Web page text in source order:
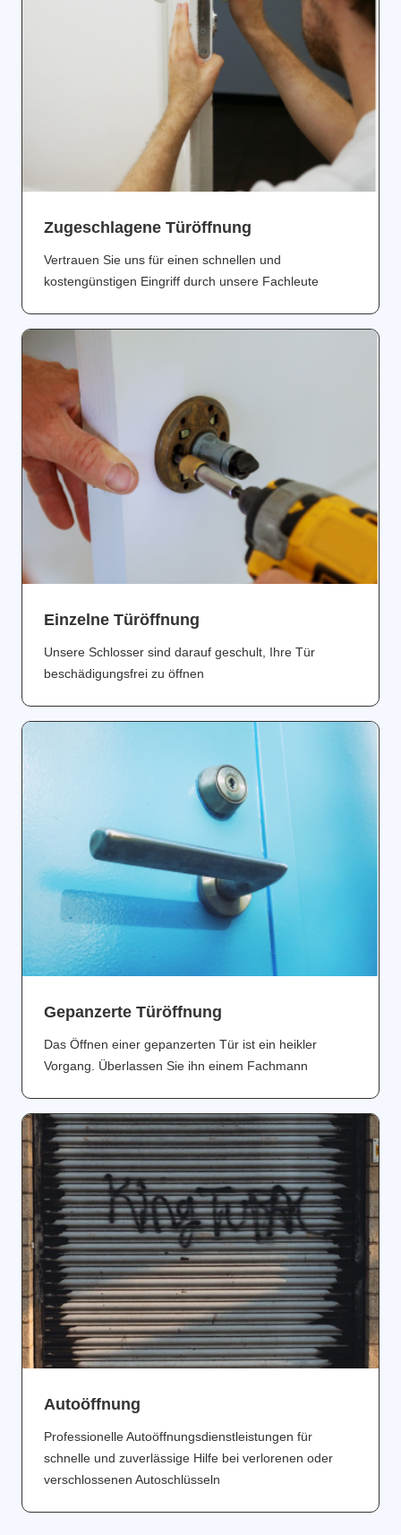
Zugeschlagene Türöffnung
Vertrauen Sie uns für einen schnellen und
kostengünstigen Eingriff durch unsere Fachleute
Einzelne Türöffnung
Unsere Schlosser sind darauf geschult, Ihre Tür
beschädigungsfrei zu öffnen
Gepanzerte Türöffnung
Das Öffnen einer gepanzerten Tür ist ein heikler
Vorgang. Überlassen Sie ihn einem Fachmann
Аutoöffnung
Professionelle Autoöffnungsdienstleistungen für
schnelle und zuverlässige Hilfe bei verlorenen oder
verschlossenen Autoschlüsseln